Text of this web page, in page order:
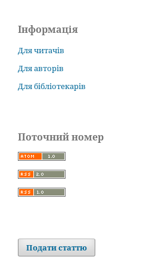
Інформація
Для читачів
Для авторів
Для бібліотекарів
Поточний номер
Подати статтю